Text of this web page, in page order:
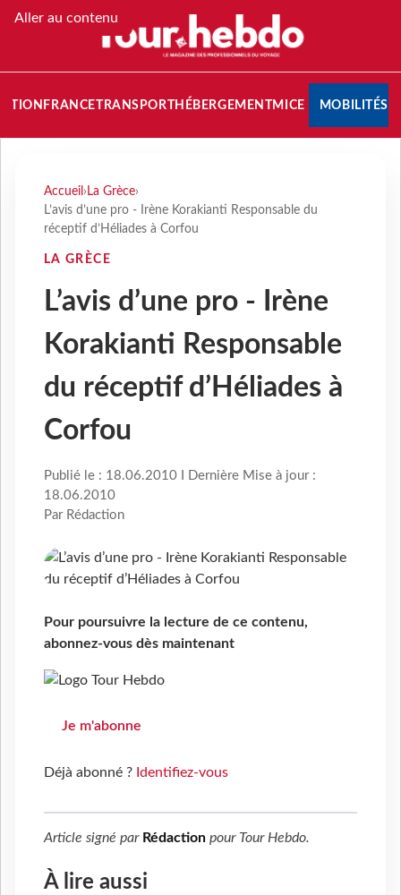
Aller au contenu
FRANCETRANSPORT HÉBERGEMENTMICE MOBILITÉS
Accueil › La Grèce›
L’avis d’une pro - Irène Korakianti Responsable du
réceptif d’Héliades à Corfou
LA GRÈCE
L’avis d’une pro - Irène
Korakianti Responsable
du réceptif d’Héliades à
Corfou
Publié le : 18.06.2010 I Dernière Mise à jour :
18.06.2010
Par Rédaction
Pour poursuivre la lecture de ce contenu,
abonnez-vous dès maintenant
Je m'abonne
Déjà abonné ? Identifiez-vous
Article signé par Rédaction pour Tour Hebdo.
À lire aussi